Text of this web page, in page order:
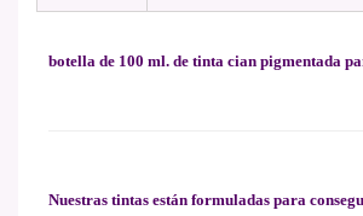
botella de 100 ml. de tinta cian pigmentada
Nuestras tintas están formuladas para